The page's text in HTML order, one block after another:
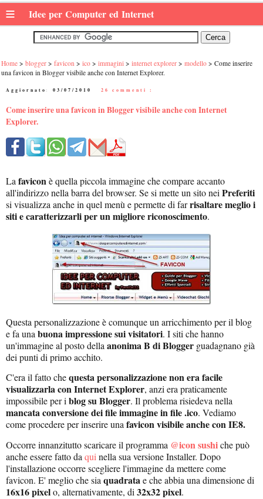
≡ Idee per Computer ed Internet
Home blogger favicon ico immagini internet explorer modello
Come inserire
una favicon in Blogger visibile anche con Internet Explorer.
Aggiornato: 03/07/2010 26 commenti :
Come inserire una favicon in Blogger visibile anche con Internet
Explorer.
Lafaviconè quella piccola immagine che compare accanto
all'indirizzo nella barra del browser. Se si mette un sito neiPreferiti
si visualizza anche in quel menù e permette di farrisaltare meglio i
siti e caratterizzarli per un migliore riconoscimento.
Questa personalizzazione è comunque un arricchimento per il blog
e fa una buona impressione sui visitatori. I siti che hanno
un'immagine al posto della anonima B di Blogger guadagnano già
dei punti di primo acchito.
C'era il fatto chequesta personalizzazione non era facile
visualizzarla con Internet Explorer, anzi era praticamente
impossibile per i blog su Blogger. Il problema risiedeva nella
mancata conversione dei file immagine in file .ico. Vediamo
come procedere per inserire una favicon visibile anche con IE8.
Occorre innanzitutto scaricare il programma @icon sushiche può
anche essere fatto da qui nella sua versione Installer. Dopo
l'installazione occorre scegliere l'immagine da mettere come
favicon. E' meglio che sia quadratae che abbia una dimensione di
16x16 pixelo, alternativamente, di 32x32 pixel.